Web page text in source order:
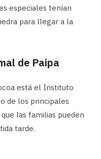
especiales tenían
para llegar a la
de Paipa
está el Instituto
de los principales
las familias pueden
tarde.